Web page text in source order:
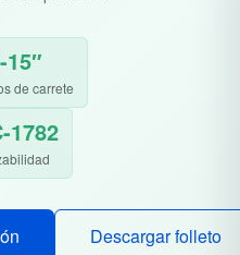
15″
de carrete
1782
Descargar folleto